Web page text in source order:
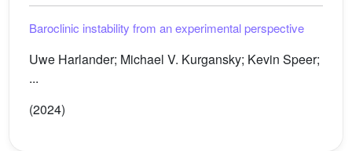
Baroclinic instability from an experimental perspective
Uwe Harlander; Michael V. Kurgansky; Kevin Speer;
...
(2024)